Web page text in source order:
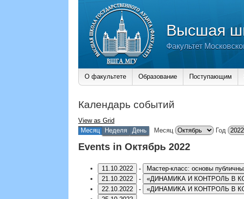
Высшая
Факультет
О факультете Образование Поступающим
Календарь событий
View as Grid
Месяц
Неделя День Месяц Год
Events in Октябрь 2022
11.10.2022 -
Мастер-класс: основы
21.10.2022
-
«ДИНАМИКА И КОНТРОЛЬ В
22.10.2022
-
«ДИНАМИКА И КОНТРОЛЬ В